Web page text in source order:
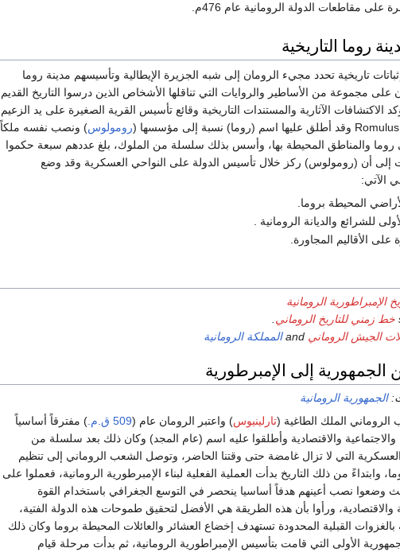
على مقاطعات الدولة الرومانية عام 476م.
روما التاريخية
تاريخية تحدد مجيء الرومان إلى شبه الجزيرة الإيطالية وتأسيسهم مدينة روما
على مجموعة من الأساطير والروايات التي تناقلها الأشخاص الذين درسوا التاريخ القديم
الاكتشافات الآثارية والمستندات التاريخية وقائع تأسيس القرية الصغيرة على يد الزعيم
رومولوس) ونصب نفسه ملكاً
روما والمناطق المحيطة بها، وأسس بذلك سلسلة من الملوك، بلغ عددهم سبعة حكموا
إلى أن (رومولوس) ركز خلال تأسيس الدولة على النواحي العسكرية وقد وضع
الآتي:
المحيطة بروما.
للشرائع والديانة الرومانية .
على الأقاليم المجاورة.
الإمبراطورية الرومانية
خط زمني للتاريخ الروماني
الجيش الروماني المملكة الرومانية
الجمهورية إلى الإمبرطورية
الجمهورية الرومانية
الملك الطاغية (تارلينيوس) واعتبر الرومان عام (509 ق.م.
) مفترقاً أساسياً
والاجتماعية والاقتصادية وأطلقوا عليه اسم (عام المجد) وكان ذلك بعد سلسلة من
التي لا تزال غامضة حتى وقتنا الحاضر، وتوصل الشعب الروماني إلى تنظيم
وابتداءً من ذلك التاريخ بدأت العملية الفعلية لبناء الإمبرطورية الرومانية، فعملوا على
وضعوا نصب أعينهم هدفاً أساسيا ينحصر في التوسع الجغرافي باستخدام القوة
والاقتصادية، ورأوا بأن هذه الطريقة هي الأفضل لتحقيق طموحات هذه الدولة الفتية،
القبلية المحدودة تستهدف إخضاع العشائر والعائلات المحيطة بروما وكان ذلك
الأولى التي قامت بتأسيس الإمبراطورية الرومانية، ثم بدأت مرحلة قيام